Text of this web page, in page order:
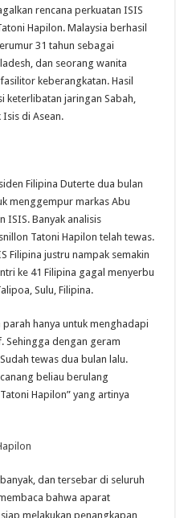
rencana perkuatan ISIS
Hapilon. Malaysia berhasil
31 tahun sebagai
dan seorang wanita
keberangkatan. Hasil
keterlibatan jaringan Sabah,
di Asean.
Filipina Duterte dua bulan
menggempur markas Abu
ISIS. Banyak analisis
Tatoni Hapilon telah tewas.
Filipina justru nampak semakin
ke 41 Filipina gagal menyerbu
Sulu, Filipina.
hanya untuk menghadapi
Sehingga dengan geram
tewas dua bulan lalu.
beliau berulang
Hapilon” yang artinya
dan tersebar di seluruh
bahwa aparat
melakukan penangkapan